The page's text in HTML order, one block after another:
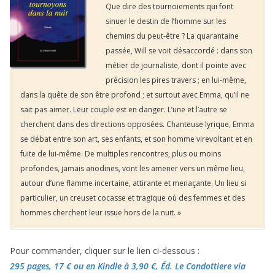
Que dire des tournoiements qui font
sinuer le destin de l’homme sur les
chemins du peut-être ? La quarantaine
passée, Will se voit désaccordé : dans son
métier de journaliste, dont il pointe avec
précision les pires travers ; en lui-même,
dans la quête de son être profond ; et surtout avec Emma, qu’il ne
sait pas aimer. Leur couple est en danger. L’une et l’autre se
cherchent dans des directions opposées. Chanteuse lyrique, Emma
se débat entre son art, ses enfants, et son homme virevoltant et en
fuite de lui-même. De multiples rencontres, plus ou moins
profondes, jamais anodines, vont les amener vers un même lieu,
autour d’une flamme incertaine, attirante et menaçante. Un lieu si
particulier, un creuset cocasse et tragique où des femmes et des
hommes cherchent leur issue hors de la nuit. »
Pour commander, cliquer sur le lien ci-dessous :
295 pages, 17 €ou en Kindle à 3,90 €, Éd. Le Condottiere via